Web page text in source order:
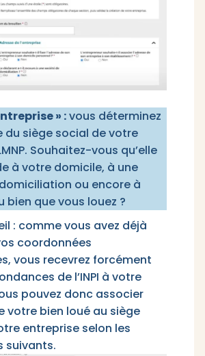
» :vous déterminez
du siège social de votre
Souhaitez-vous qu’elle
à votre domicile, à une
ou encore à
bien que vous louez ?
: comme vous avez déjà
coordonnées
vous recevrez forcément
de l’INPI à votre
pouvez donc associer
votre bien loué au siège
entreprise selon les
suivants.